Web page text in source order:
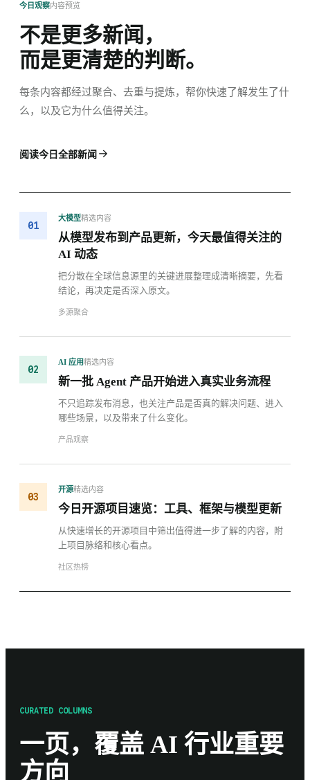
今日观察内容预览
不是更多新闻，
而是更清楚的判断。
每条内容都经过聚合、去重与提炼，帮你快速了解发生了什
么，以及它为什么值得关注。
阅读今日全部新闻
01
大模型精选内容
从模型发布到产品更新，今天最值得关注的
AI 动态
把分散在全球信息源里的关键进展整理成清晰摘要，先看
结论，再决定是否深入原文。
多源聚合
02
AI 应用精选内容
新一批 Agent 产品开始进入真实业务流程
不只追踪发布消息，也关注产品是否真的解决问题、进入
哪些场景，以及带来了什么变化。
产品观察
03
开源精选内容
今日开源项目速览：工具、框架与模型更新
从快速增长的开源项目中筛出值得进一步了解的内容，附
上项目脉络和核心看点。
社区热榜
CURATED COLUMNS
一页，覆盖 AI 行业重要
方向